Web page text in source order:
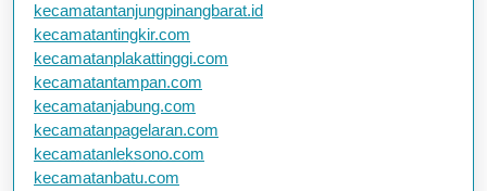
kecamatantanjungpinangbarat.id
kecamatantingkir.com
kecamatanplakattinggi.com
kecamatantampan.com
kecamatanjabung.com
kecamatanpagelaran.com
kecamatanleksono.com
kecamatanbatu.com